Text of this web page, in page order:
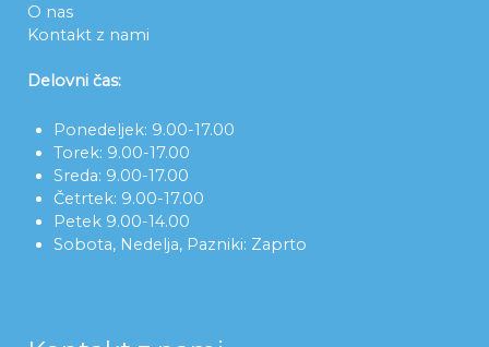
O nas
Kontakt z nami
Delovni čas:
Ponedeljek: 9.00-17.00
Torek: 9.00-17.00
Sreda: 9.00-17.00
Četrtek: 9.00-17.00
Petek 9.00-14.00
Sobota, Nedelja, Pazniki: Zaprto